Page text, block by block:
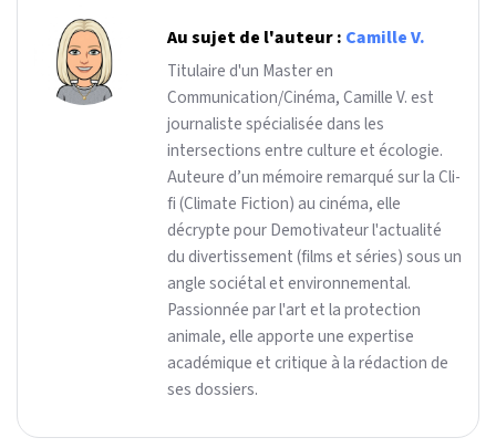
Au sujet de l'auteur : Camille V.
Titulaire d'un Master en
Communication/Cinéma, Camille V. est
journaliste spécialisée dans les
intersections entre culture et écologie.
Auteure d’un mémoire remarqué sur la Cli-
fi (Climate Fiction) au cinéma, elle
décrypte pour Demotivateur l'actualité
du divertissement (films et séries) sous un
angle sociétal et environnemental.
Passionnée par l'art et la protection
animale, elle apporte une expertise
académique et critique à la rédaction de
ses dossiers.